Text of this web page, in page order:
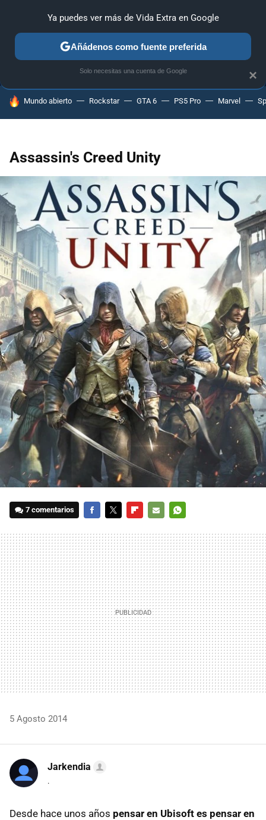
MENÚ NUEVO
GUÍAS Y TRUCOS PC SONY
HOY SE HABLA DE
Mundo abierto Rockstar GTA 6 PS5 Pro Marvel
Assassin's Creed Unity
7 comentarios
MAIL
5 Agosto 2014
Jarkendia
.
Desde hace unos años pensar en Ubisoft es pensar en
×
Ya puedes ver más de Vida Extra en Google
Añádenos como fuente preferida
Solo necesitas una cuenta de Google